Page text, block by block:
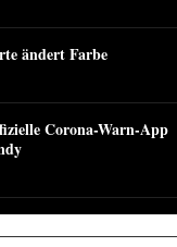
ändert Farbe
Corona-Warn-App